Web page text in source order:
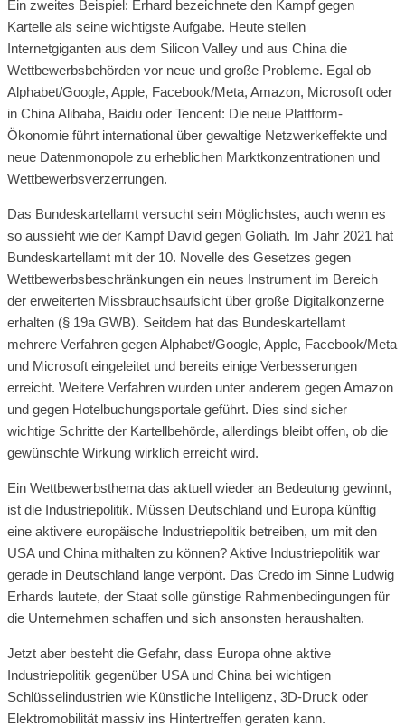
Ein zweites Beispiel: Erhard bezeichnete den Kampf gegen
Kartelle als seine wichtigste Aufgabe. Heute stellen
Internetgiganten aus dem Silicon Valley und aus China die
Wettbewerbsbehörden vor neue und große Probleme. Egal ob
Alphabet/Google, Apple, Facebook/Meta, Amazon, Microsoft oder
in China Alibaba, Baidu oder Tencent: Die neue Plattform-
Ökonomie führt international über gewaltige Netzwerkeffekte und
neue Datenmonopole zu erheblichen Marktkonzentrationen und
Wettbewerbsverzerrungen.
Das Bundeskartellamt versucht sein Möglichstes, auch wenn es
so aussieht wie der Kampf David gegen Goliath. Im Jahr 2021 hat
Bundeskartellamt mit der 10. Novelle des Gesetzes gegen
Wettbewerbsbeschränkungen ein neues Instrument im Bereich
der erweiterten Missbrauchsaufsicht über große Digitalkonzerne
erhalten (§ 19a GWB). Seitdem hat das Bundeskartellamt
mehrere Verfahren gegen Alphabet/Google, Apple, Facebook/Meta
und Microsoft eingeleitet und bereits einige Verbesserungen
erreicht. Weitere Verfahren wurden unter anderem gegen Amazon
und gegen Hotelbuchungsportale geführt. Dies sind sicher
wichtige Schritte der Kartellbehörde, allerdings bleibt offen, ob die
gewünschte Wirkung wirklich erreicht wird.
Ein Wettbewerbsthema das aktuell wieder an Bedeutung gewinnt,
ist die Industriepolitik. Müssen Deutschland und Europa künftig
eine aktivere europäische Industriepolitik betreiben, um mit den
USA und China mithalten zu können? Aktive Industriepolitik war
gerade in Deutschland lange verpönt. Das Credo im Sinne Ludwig
Erhards lautete, der Staat solle günstige Rahmenbedingungen für
die Unternehmen schaffen und sich ansonsten heraushalten.
Jetzt aber besteht die Gefahr, dass Europa ohne aktive
Industriepolitik gegenüber USA und China bei wichtigen
Schlüsselindustrien wie Künstliche Intelligenz, 3D-Druck oder
Elektromobilität massiv ins Hintertreffen geraten kann.